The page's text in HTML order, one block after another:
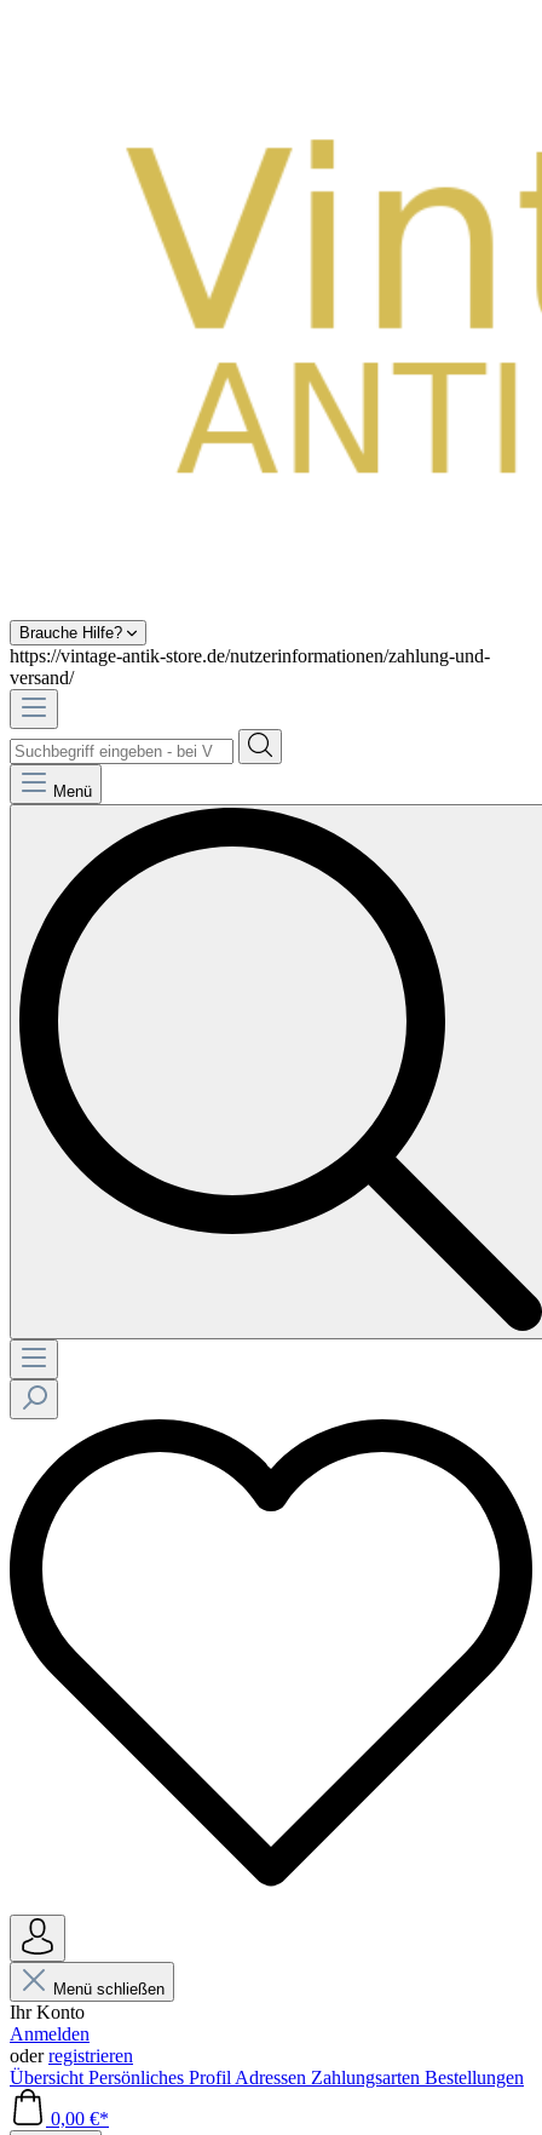
Brauche Hilfe?
https://vintage-antik-store.de/nutzerinformationen/zahlung-und-
versand/
Menü
Menü schließen
Ihr Konto
Anmelden
oderregistrieren
Übersicht Persönliches Profil Adressen Zahlungsarten Bestellungen
0,00 €*